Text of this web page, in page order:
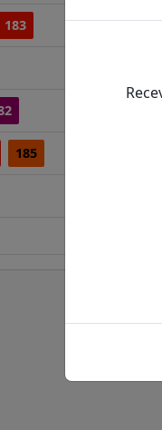
183
185